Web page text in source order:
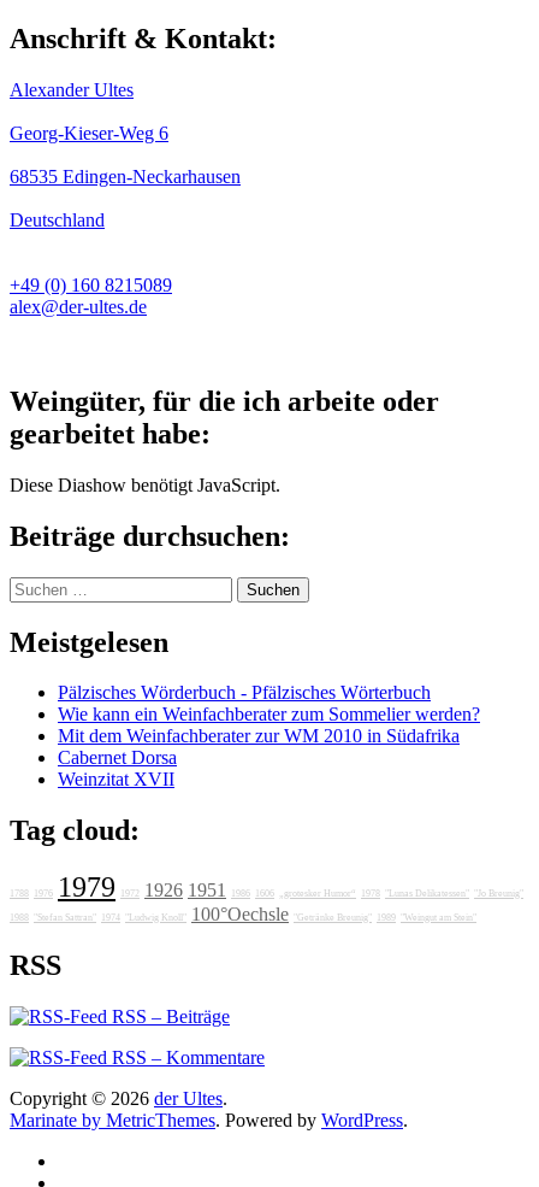
Anschrift & Kontakt:
Alexander Ultes
Georg-Kieser-Weg 6
68535 Edingen-Neckarhausen
Deutschland
+49 (0) 160 8215089
alex@der-ultes.de
Weingüter, für die ich arbeite oder
gearbeitet habe:
Diese Diashow benötigt JavaScript.
Beiträge durchsuchen:
Suchen
nach:
Meistgelesen
Pälzisches Wörderbuch - Pfälzisches Wörterbuch
Wie kann ein Weinfachberater zum Sommelier werden?
Mit dem Weinfachberater zur WM 2010 in Südafrika
Cabernet Dorsa
Weinzitat XVII
Tag cloud:
1788 1976 1979 1972 1926 1951 1986 1606 „grotesker Humor“ 1978 "Lunas Delikatessen" "Jo Breunig"
1988 "Stefan Sattran" 1974 "Ludwig Knoll" 100°Oechsle "Getränke Breunig" 1989 "Weingut am Stein"
RSS
RSS – Beiträge
RSS – Kommentare
Copyright © 2026 der Ultes.
Marinate by MetricThemes. Powered by WordPress.